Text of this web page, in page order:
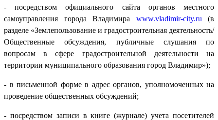
- посредством официального сайта органов местного
самоуправления города Владимира www.vladimir-city.ru (в
разделе «Землепользование и градостроительная деятельность/
Общественные обсуждения, публичные слушания по
вопросам в сфере градостроительной деятельности на
территории муниципального образования город Владимир»);
- в письменной форме в адрес органов, уполномоченных на
проведение общественных обсуждений;
- посредством записи в книге (журнале) учета посетителей